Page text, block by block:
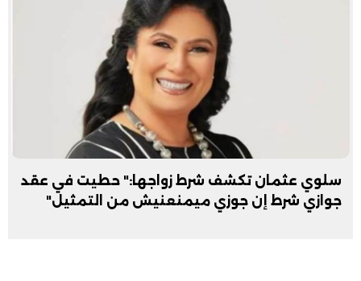
سلوي عثمان تكشف شرط زواجها:" حطيت في عقد
جوازي شرط إن جوزي ميمنعنيش من التمثيل"